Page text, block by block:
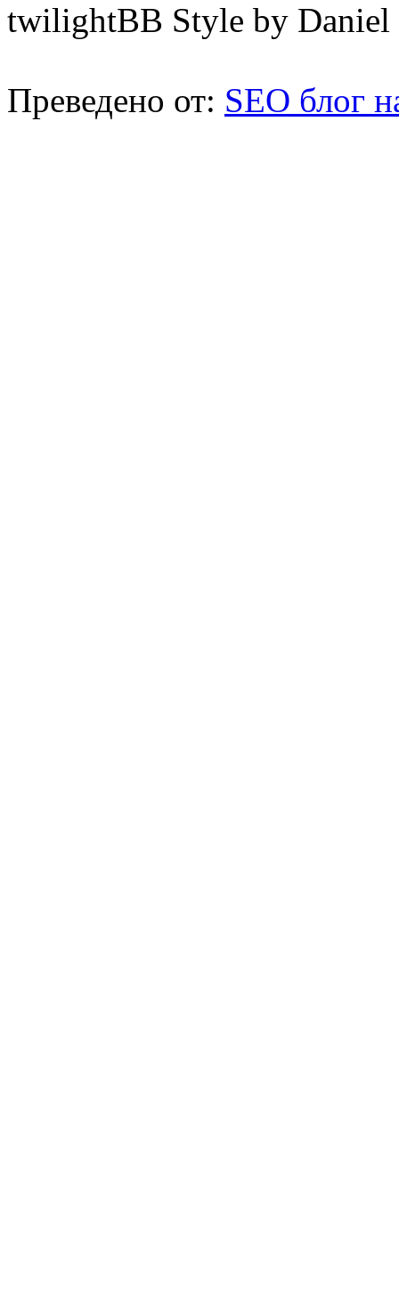
twilightBB Style by Daniel
Преведено от: SEO блог